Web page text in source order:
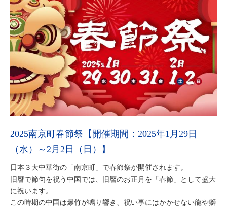
2025南京町春節祭【開催期間：2025年1月29日
（水）～2月2日（日）】
日本３大中華街の「南京町」で春節祭が開催されます。
旧暦で節句を祝う中国では、旧暦のお正月を「春節」として盛大
に祝います。
この時期の中国は爆竹が鳴り響き、祝い事にはかかせない龍や獅